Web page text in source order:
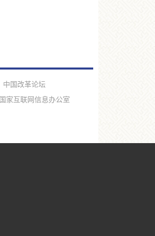
中国改革论坛
国家互联网信息办公室